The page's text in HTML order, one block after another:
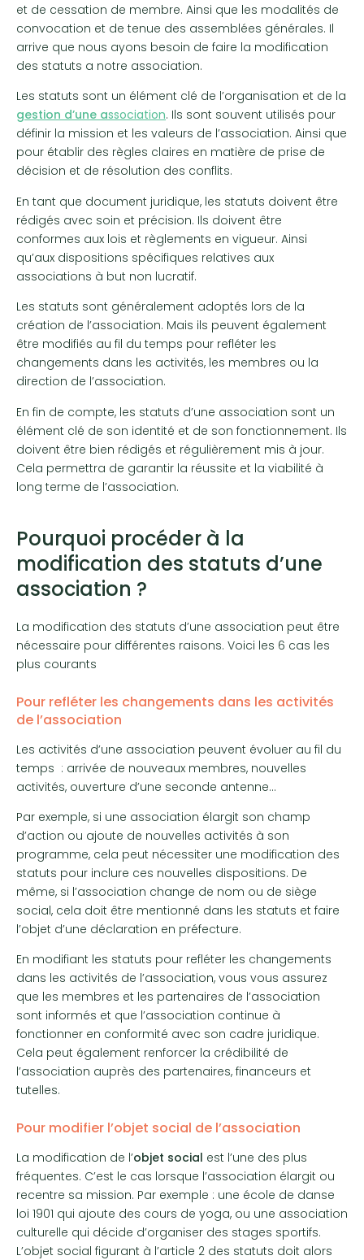
et de cessation de membre. Ainsi que les modalités de
convocation et de tenue des assemblées générales. Il
arrive que nous ayons besoin de faire la modification
des statuts a notre association.
Les statuts sont un élément clé de l’organisation et de la
gestion d’une association. Ils sont souvent utilisés pour
définir la mission et les valeurs de l’association. Ainsi que
pour établir des règles claires en matière de prise de
décision et de résolution des conflits.
En tant que document juridique, les statuts doivent être
rédigés avec soin et précision. Ils doivent être
conformes aux lois et règlements en vigueur. Ainsi
qu’aux dispositions spécifiques relatives aux
associations à but non lucratif.
Les statuts sont généralement adoptés lors de la
création de l’association. Mais ils peuvent également
être modifiés au fil du temps pour refléter les
changements dans les activités, les membres ou la
direction de l’association.
En fin de compte, les statuts d’une association sont un
élément clé de son identité et de son fonctionnement. Ils
doivent être bien rédigés et régulièrement mis à jour.
Cela permettra de garantir la réussite et la viabilité à
long terme de l’association.
Pourquoi procéder à la
modification des statuts d’une
association ?
La modification des statuts d’une association peut être
nécessaire pour différentes raisons. Voici les 6 cas les
plus courants
Pour refléter les changements dans les activités
de l’association
Les activités d’une association peuvent évoluer au fil du
temps : arrivée de nouveaux membres, nouvelles
activités, ouverture d’une seconde antenne…
Par exemple, si une association élargit son champ
d’action ou ajoute de nouvelles activités à son
programme, cela peut nécessiter une modification des
statuts pour inclure ces nouvelles dispositions. De
même, si l’association change de nom ou de siège
social, cela doit être mentionné dans les statuts et faire
l’objet d’une déclaration en préfecture.
En modifiant les statuts pour refléter les changements
dans les activités de l’association, vous vous assurez
que les membres et les partenaires de l’association
sont informés et que l’association continue à
fonctionner en conformité avec son cadre juridique.
Cela peut également renforcer la crédibilité de
l’association auprès des partenaires, financeurs et
tutelles.
Pour modifier l’objet social de l’association
La modification de l’objet social est l’une des plus
fréquentes. C’est le cas lorsque l’association élargit ou
recentre sa mission. Par exemple : une école de danse
loi 1901 qui ajoute des cours de yoga, ou une association
culturelle qui décide d’organiser des stages sportifs.
L’objet social figurant à l’article 2 des statuts doit alors